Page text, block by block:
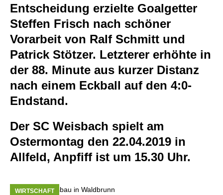
Entscheidung erzielte Goalgetter
Steffen Frisch nach schöner
Vorarbeit von Ralf Schmitt und
Patrick Stötzer. Letzterer erhöhte in
der 88. Minute aus kurzer Distanz
nach einem Eckball auf den 4:0-
Endstand.
Der SC Weisbach spielt am
Ostermontag den 22.04.2019 in
Allfeld, Anpfiff ist um 15.30 Uhr.
WIRTSCHAFT